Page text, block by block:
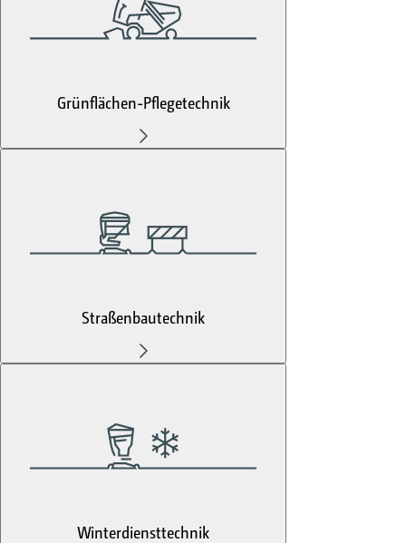
Grünflächen-Pflegetechnik
Straßenbautechnik
Winterdiensttechnik